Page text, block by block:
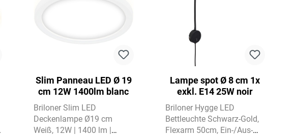
Slim Panneau LED Ø 19
cm 12W 1400lm blanc
Briloner Slim LED
Deckenlampe Ø19 cm
Weiß 12W | 1400 lm |
Lampe spot Ø 8 cm 1x
exkl. E14 25W noir
Briloner Hygge LED
Bettleuchte Schwarz-Gold
Flexarm 50cm, Ein-/Aus-